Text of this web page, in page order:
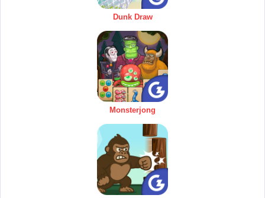
Dunk Draw
Monsterjong